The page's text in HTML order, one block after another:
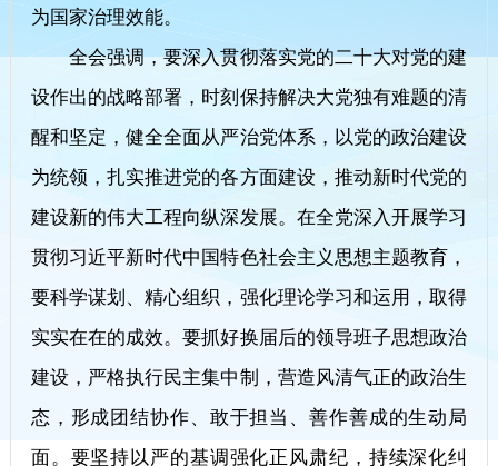
为国家治理效能。
全会强调，要深入贯彻落实党的二十大对党的建
设作出的战略部署，时刻保持解决大党独有难题的清
醒和坚定，健全全面从严治党体系，以党的政治建设
为统领，扎实推进党的各方面建设，推动新时代党的
建设新的伟大工程向纵深发展。在全党深入开展学习
贯彻习近平新时代中国特色社会主义思想主题教育，
要科学谋划、精心组织，强化理论学习和运用，取得
实实在在的成效。要抓好换届后的领导班子思想政治
建设，严格执行民主集中制，营造风清气正的政治生
态，形成团结协作、敢于担当、善作善成的生动局
面。要坚持以严的基调强化正风肃纪，持续深化纠